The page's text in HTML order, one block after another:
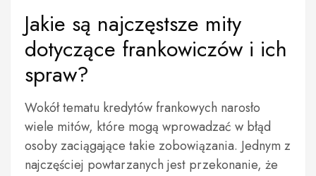
Jakie są najczęstsze mity
dotyczące frankowiczów i ich
spraw?
Wokół tematu kredytów frankowych narosło
wiele mitów, które mogą wprowadzać w błąd
osoby zaciągające takie zobowiązania. Jednym z
najczęściej powtarzanych jest przekonanie, że